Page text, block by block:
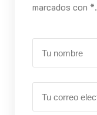
marcados con *.